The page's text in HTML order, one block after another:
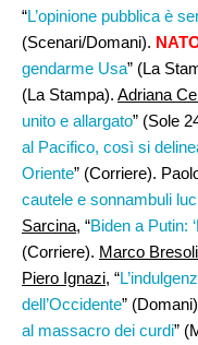
“L’opinione pubblica è
(Scenari/Domani).
gendarme Usa” (La
(La Stampa). Adriana
unito e allargato” (Sole
al Pacifico, così si
Oriente” (Corriere).
cautele e sonnambuli
Sarcina, “Biden a Putin:
(Corriere). Marco
Piero Ignazi, “
dell’Occidente”
al massacro dei curdi”